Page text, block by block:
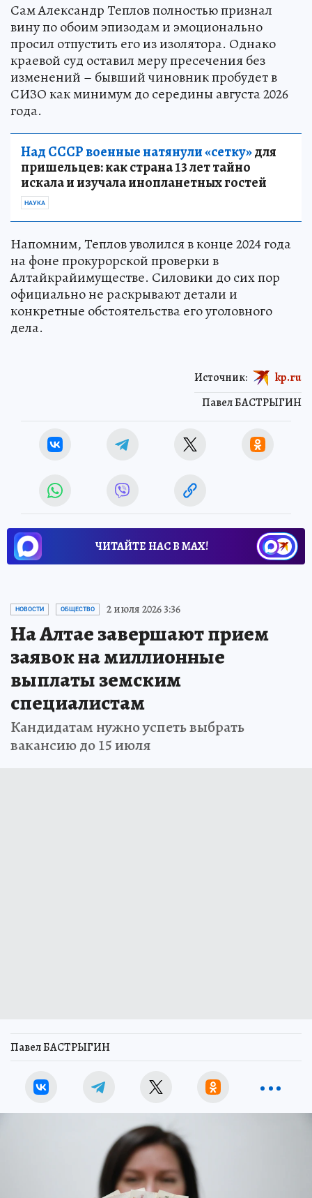
Сам Александр Теплов полностью признал
вину по обоим эпизодам и эмоционально
просил отпустить его из изолятора. Однако
краевой суд оставил меру пресечения без
изменений – бывший чиновник пробудет в
СИЗО как минимум до середины августа 2026
года.
Над СССР военные натянули «сетку»для
пришельцев: как страна 13 лет тайно
искала и изучала инопланетных гостей
НАУКА
Напомним, Теплов уволился в конце 2024 года
на фоне прокурорской проверки в
Алтайкрайимуществе. Силовики до сих пор
официально не раскрывают детали и
конкретные обстоятельства его уголовного
дела.
Павел БАСТРЫГИН
Источник: kp.ru
ЧИТАЙТЕ НАС В МАХ!
НОВОСТИ ОБЩЕСТВО 2 июля 2026 3:36
На Алтае завершают прием
заявок на миллионные
выплаты земским
специалистам
Кандидатам нужно успеть выбрать
вакансию до 15 июля
Павел БАСТРЫГИН